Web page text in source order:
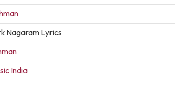
Nagaram Lyrics
India